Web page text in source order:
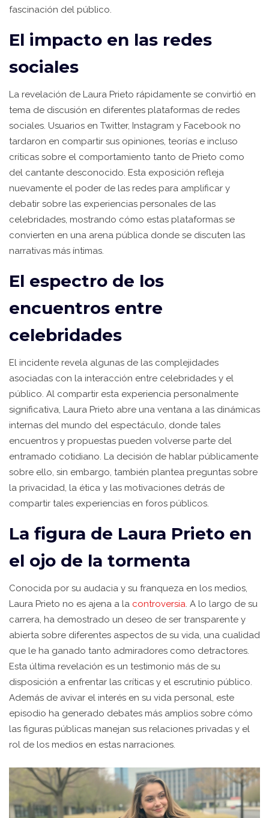
fascinación del público.
El impacto en las redes
sociales
La revelación de Laura Prieto rápidamente se convirtió en
tema de discusión en diferentes plataformas de redes
sociales. Usuarios en Twitter, Instagram y Facebook no
tardaron en compartir sus opiniones, teorías e incluso
críticas sobre el comportamiento tanto de Prieto como
del cantante desconocido. Esta exposición refleja
nuevamente el poder de las redes para amplificar y
debatir sobre las experiencias personales de las
celebridades, mostrando cómo estas plataformas se
convierten en una arena pública donde se discuten las
narrativas más íntimas.
El espectro de los
encuentros entre
celebridades
El incidente revela algunas de las complejidades
asociadas con la interacción entre celebridades y el
público. Al compartir esta experiencia personalmente
significativa, Laura Prieto abre una ventana a las dinámicas
internas del mundo del espectáculo, donde tales
encuentros y propuestas pueden volverse parte del
entramado cotidiano. La decisión de hablar públicamente
sobre ello, sin embargo, también plantea preguntas sobre
la privacidad, la ética y las motivaciones detrás de
compartir tales experiencias en foros públicos.
La figura de Laura Prieto en
el ojo de la tormenta
Conocida por su audacia y su franqueza en los medios,
Laura Prieto no es ajena a la controversia . A lo largo de su
carrera, ha demostrado un deseo de ser transparente y
abierta sobre diferentes aspectos de su vida, una cualidad
que le ha ganado tanto admiradores como detractores.
Esta última revelación es un testimonio más de su
disposición a enfrentar las críticas y el escrutinio público.
Además de avivar el interés en su vida personal, este
episodio ha generado debates más amplios sobre cómo
las figuras públicas manejan sus relaciones privadas y el
rol de los medios en estas narraciones.